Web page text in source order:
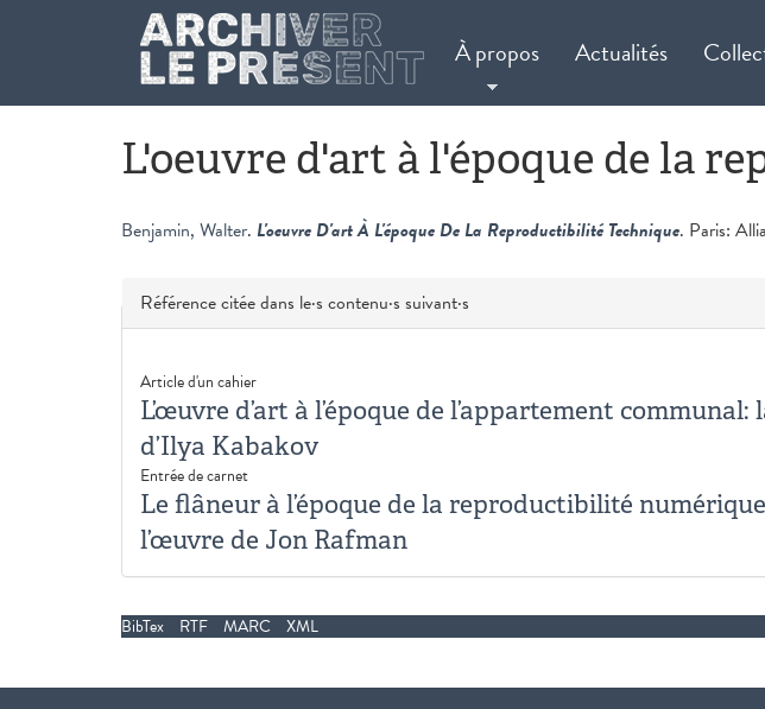
Aller au contenu principal
À propos Actualités
L'oeuvre d'art à l'époque de la
Benjamin, Walter. L'oeuvre D'art À L'époque De La Reproductibilité Technique. Paris:
Masquer
Référence citée dans le·s contenu·s suivant·s
Article d'un cahier
L’œuvre d’art à l’époque de l’appartement
d’Ilya Kabakov
Entrée de carnet
Le flâneur à l’époque de la reproductibilité
l’œuvre de Jon Rafman
BibTex RTF MARC XML